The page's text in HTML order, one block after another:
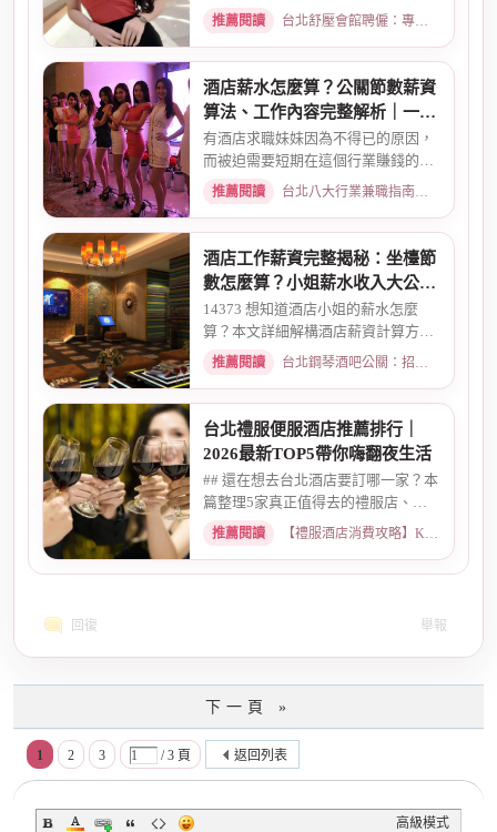
兼職/八大廣告/林森北路KTV酒...
推薦閱讀 台北舒壓會館聘僱：專業按摩師職缺與職涯規劃 · 2026-01-07
酒店薪水怎麼算？公關節數薪資
算法、工作內容完整解析｜一次
搞懂收入結構
有酒店求職妹妹因為不得已的原因，
而被迫需要短期在這個行業賺錢的時
候而環境又你文章提到的那麼...
推薦閱讀 台北八大行業兼職指南：熱門職缺與求職須知 · 2026-02-13
酒店工作薪資完整揭秘：坐檯節
數怎麼算？小姐薪水收入大公開
｜2026最新
14373 想知道酒店小姐的薪水怎麼
算？本文詳細解構酒店薪資計算方
式，從「坐檯節數」的基本概念、...
推薦閱讀 台北鋼琴酒吧公關：招募條件與工作環境介紹 · 2026-03-09
台北禮服便服酒店推薦排行｜
2026最新TOP5帶你嗨翻夜生活
## 還在想去台北酒店要訂哪一家？本
篇整理5家真正值得去的禮服店、便
服店，從氣氛、小姐素質、消...
推薦閱讀 【禮服酒店消費攻略】KTV喝酒娛樂、價格試算 · 2026-05-08
回復 舉報
下一頁 »
1 2 3 / 3 頁 返回列表
高級模式